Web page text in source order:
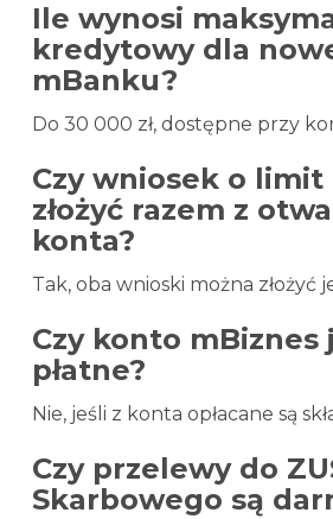
Ile wynosi
kredytowy dla
mBanku?
Do 30 000 zł, dostępne przy
Czy wniosek o limit
złożyć razem z
konta?
Tak, oba wnioski można złożyć
Czy konto mBiznes
płatne?
Nie, jeśli z konta opłacane są
Czy przelewy do
Skarbowego są